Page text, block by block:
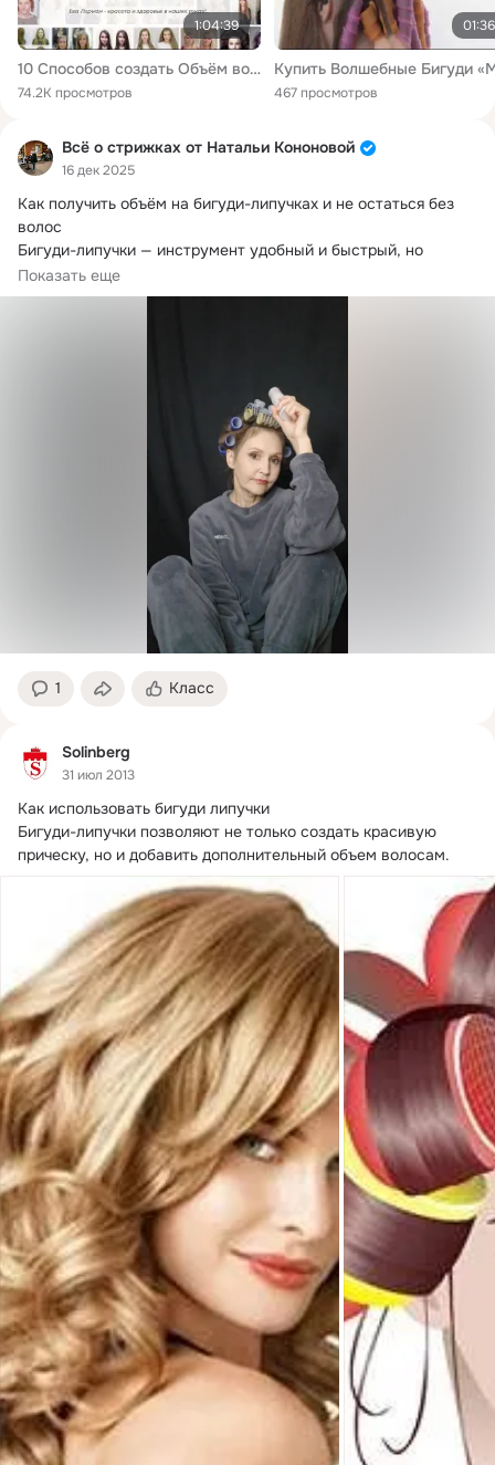
1:04:39
10 Способов создать Объём волос | Как сделать объём для тонких волос | Объём волос дома! Реакция!
74.2K просмотров
01:36
467 просмотров
Всё о стрижках от Натальи Кононовой
16 дек 2025
Как получить объём на бигуди-липучках и не остаться без
волос
Бигуди-липучки — инструмент удобный и быстрый, но
именно с ними чаще...
Показать еще
1 Класс
Solinberg
31 июл 2013
Как использовать бигуди липучки
Бигуди-липучки позволяют не только создать красивую
прическу, но и добавить дополнительный объем волосам.